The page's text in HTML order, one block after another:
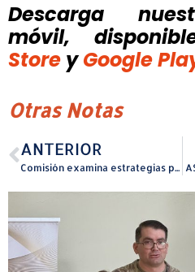
Descarga
móvil,
Store y Google
Otras Notas
ANTERIOR
Comisión examina estrategias para la enseñanza de lectura temprana en escuelas públicas